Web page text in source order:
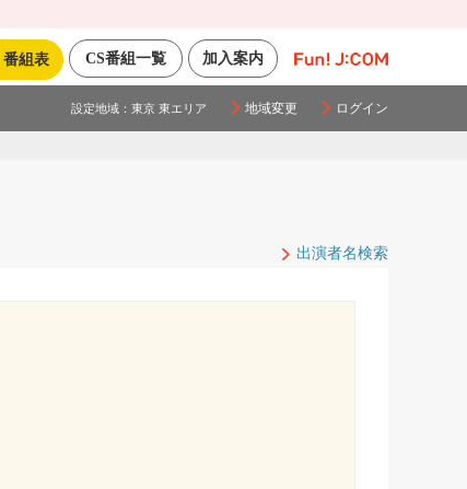
加入案内
CS番組一覧
番組表
設定地域： 東京 東エリア 地域変更 ログイン
出演者名検索